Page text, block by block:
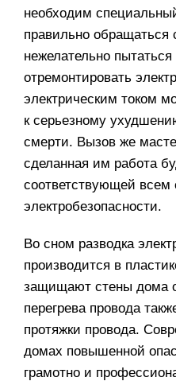
необходим
правильно
нежелательно
отремонтировать
электрическим током
к серьезному
смерти. Вызов же
сделанная им работа
соответствующей
электробезопасности.
Во сном разводка
производится в
защищают стены дома
перегрева провода
протяжки провода.
домах повышенной
грамотно и